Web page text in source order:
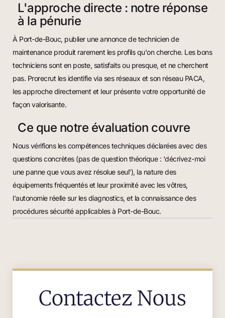
L'approche directe : notre réponse
à la pénurie
À Port-de-Bouc, publier une annonce de technicien de
maintenance produit rarement les profils qu'on cherche. Les bons
techniciens sont en poste, satisfaits ou presque, et ne cherchent
pas. Prorecrut les identifie via ses réseaux et son réseau PACA,
les approche directement et leur présente votre opportunité de
façon valorisante.
Ce que notre évaluation couvre
Nous vérifions les compétences techniques déclarées avec des
questions concrètes (pas de question théorique : 'décrivez-moi
une panne que vous avez résolue seul'), la nature des
équipements fréquentés et leur proximité avec les vôtres,
l'autonomie réelle sur les diagnostics, et la connaissance des
procédures sécurité applicables à Port-de-Bouc.
Contactez Nous